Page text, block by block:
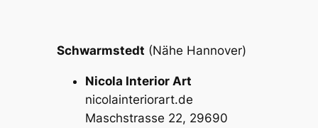
Schwarmstedt (Nähe Hannover)
Nicola Interior Art
nicolainteriorart.de
Maschstrasse 22, 29690